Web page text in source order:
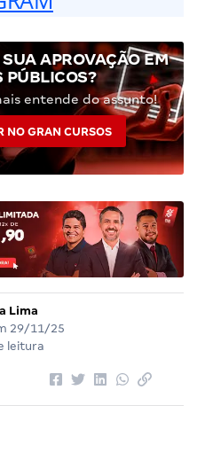
APROVAÇÃO EM
PÚBLICOS?
entende do assunto!
NO GRAN CURSOS
Lima
29/11/25
leitura